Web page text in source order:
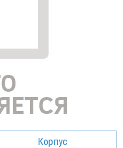
Корпус